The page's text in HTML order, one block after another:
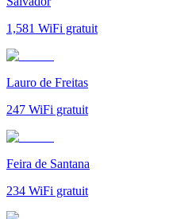
1,581 WiFi gratuit
Lauro de Freitas
247 WiFi gratuit
Feira de Santana
234 WiFi gratuit